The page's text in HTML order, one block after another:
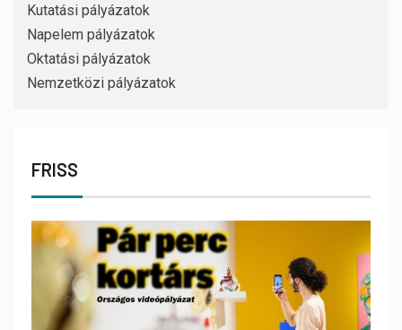
Kutatási pályázatok
Napelem pályázatok
Oktatási pályázatok
Nemzetközi pályázatok
FRISS